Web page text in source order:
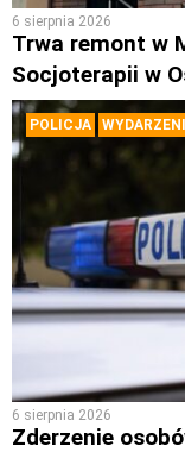
6 sierpnia 2026
Trwa remont w
Socjoterapii w
POLICJA
6 sierpnia 2026
Zderzenie